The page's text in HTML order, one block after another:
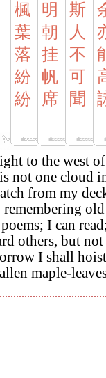
楓
葉
落
紛
紛
明
朝
挂
帆
席
斯
人
不
可
聞
to the west
not one cloud
from my
I can
others, but
I shall
maple-